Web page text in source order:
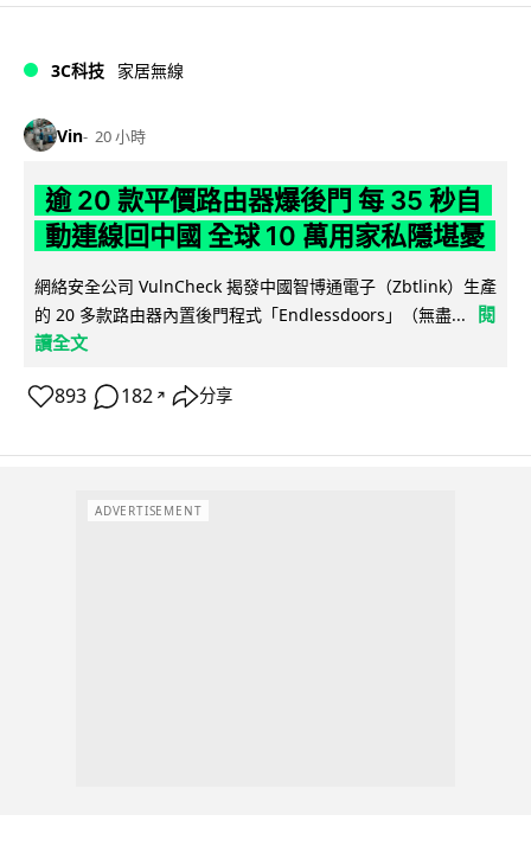
3C科技 家居無線
Vin 20 小時
逾 20 款平價路由器爆後門 每 35 秒自
動連線回中國 全球 10 萬用家私隱堪憂
網絡安全公司 VulnCheck 揭發中國智博通電子（Zbtlink）生產
的 20 多款路由器內置後門程式「Endlessdoors」（無盡...
閱
讀全文
893 182 ↗ 分享
ADVERTISEMENT